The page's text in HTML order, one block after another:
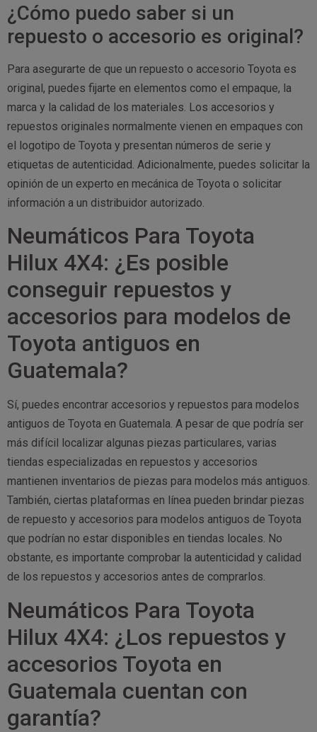
¿Cómo puedo saber si un
repuesto o accesorio es original?
Para asegurarte de que un repuesto o accesorio Toyota es
original, puedes fijarte en elementos como el empaque, la
marca y la calidad de los materiales. Los accesorios y
repuestos originales normalmente vienen en empaques con
el logotipo de Toyota y presentan números de serie y
etiquetas de autenticidad. Adicionalmente, puedes solicitar la
opinión de un experto en mecánica de Toyota o solicitar
información a un distribuidor autorizado.
Neumáticos Para Toyota
Hilux 4X4: ¿Es posible
conseguir repuestos y
accesorios para modelos de
Toyota antiguos en
Guatemala?
Sí, puedes encontrar accesorios y repuestos para modelos
antiguos de Toyota en Guatemala. A pesar de que podría ser
más difícil localizar algunas piezas particulares, varias
tiendas especializadas en repuestos y accesorios
mantienen inventarios de piezas para modelos más antiguos.
También, ciertas plataformas en línea pueden brindar piezas
de repuesto y accesorios para modelos antiguos de Toyota
que podrían no estar disponibles en tiendas locales. No
obstante, es importante comprobar la autenticidad y calidad
de los repuestos y accesorios antes de comprarlos.
Neumáticos Para Toyota
Hilux 4X4: ¿Los repuestos y
accesorios Toyota en
Guatemala cuentan con
garantía?